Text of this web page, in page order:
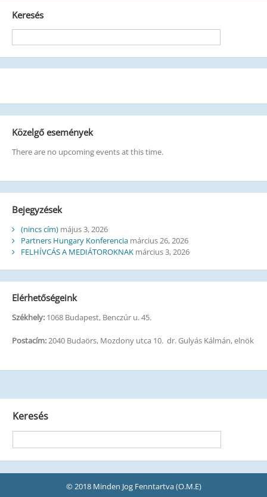
Keresés
Közelgő események
There are no upcoming events at this time.
Bejegyzések
(nincs cím) május 3, 2026
Partners Hungary Konferencia március 26, 2026
FELHÍVCÁS A MEDIÁTOROKNAK március 3, 2026
Elérhetőségeink
Székhely:1068 Budapest, Benczúr u. 45.
Postacím:2040 Budaörs, Mozdony utca 10. dr. Gulyás Kálmán, elnök
Keresés
© 2018 Minden Jog Fenntartva (O.M.E)